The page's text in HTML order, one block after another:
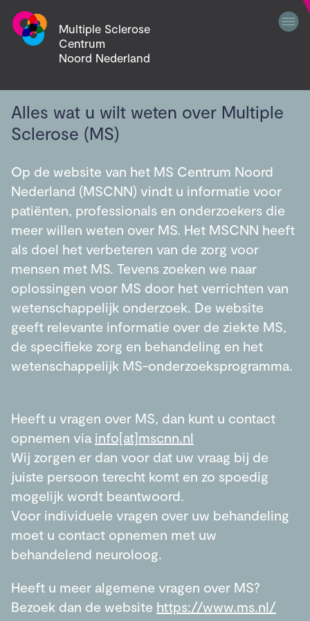
Multiple Sclerose
Centrum
Noord Nederland
Alles wat u wilt weten over Multiple
Sclerose (MS)
Op de website van het MS Centrum Noord
Nederland (MSCNN) vindt u informatie voor
patiënten, professionals en onderzoekers die
meer willen weten over MS. Het MSCNN heeft
als doel het verbeteren van de zorg voor
mensen met MS. Tevens zoeken we naar
oplossingen voor MS door het verrichten van
wetenschappelijk onderzoek. De website
geeft relevante informatie over de ziekte MS,
de specifieke zorg en behandeling en het
wetenschappelijk MS-onderzoeksprogramma.
Heeft u vragen over MS, dan kunt u contact
opnemen via info[at]mscnn.nl
Wij zorgen er dan voor dat uw vraag bij de
juiste persoon terecht komt en zo spoedig
mogelijk wordt beantwoord.
Voor individuele vragen over uw behandeling
moet u contact opnemen met uw
behandelend neuroloog.
Heeft u meer algemene vragen over MS?
Bezoek dan de website https://www.ms.nl/